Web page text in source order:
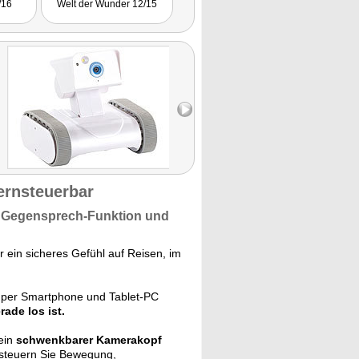
Welt der Wunder 12/15
Funktion und
ein sicheres Gefühl auf Reisen, im
Smartphone und Tablet-PC
los ist.
schwenkbarer Kamerakopf
Sie Bewegung,